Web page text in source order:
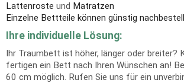
Lattenroste und Matratzen
Einzelne Bettteile können günstig
Ihre individuelle Lösung:
Ihr Traumbett ist höher, länger oder breiter?
fertigen ein Bett nach Ihren Wünschen an!
60 cm möglich. Rufen Sie uns für ein